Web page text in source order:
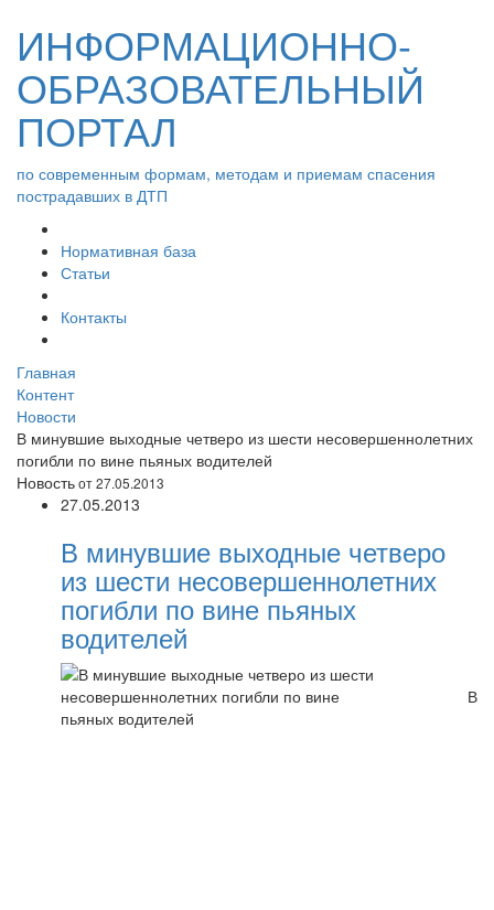
ИНФОРМАЦИОННО-
ОБРАЗОВАТЕЛЬНЫЙ
ПОРТАЛ
по современным формам, методам и приемам спасения
пострадавших в ДТП
Нормативная база
Статьи
Контакты
Главная
Контент
Новости
В минувшие выходные четверо из шести несовершеннолетних
погибли по вине пьяных водителей
Новостьот 27.05.2013
27.05.2013
В минувшие выходные четверо
из шести несовершеннолетних
погибли по вине пьяных
водителей
В